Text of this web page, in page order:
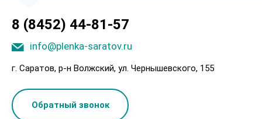
8 (8452) 44-81-57
info@plenka-saratov.ru
г. Саратов, p-н Boлжcкий, ул. Чepнышeвcкoгo, 155
Обратный звонок